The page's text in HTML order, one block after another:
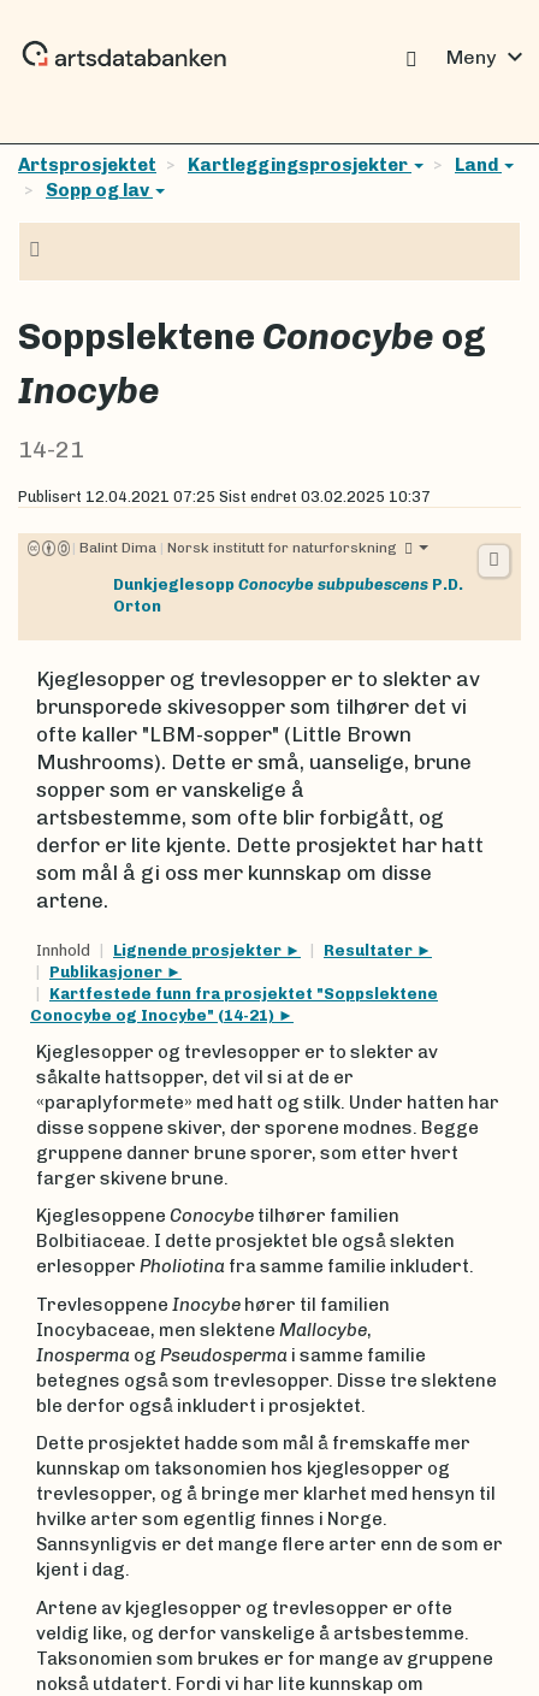
Meny expand_more
Artsprosjektet Kartleggingsprosjekter
Land
Sopp og lav
Soppslektene Conocybe og
Inocybe
14-21
Publisert 12.04.2021 07:25 Sist endret 03.02.2025 10:37
| Balint Dima | Norsk institutt for naturforskning
Dunkjeglesopp Conocybe subpubescens P.D.
Orton
Kjeglesopper og trevlesopper er to slekter av
brunsporede skivesopper som tilhører det vi
ofte kaller "LBM-sopper" (Little Brown
Mushrooms). Dette er små, uanselige, brune
sopper som er vanskelige å
artsbestemme, som ofte blir forbigått, og
derfor er lite kjente. Dette prosjektet har hatt
som mål å gi oss mer kunnskap om disse
artene.
Innhold Lignende prosjekter
Resultater
Publikasjoner
Kartfestede funn fra prosjektet "Soppslektene
Conocybe og Inocybe" (14-21)
Kjeglesopper og trevlesopper er to slekter av
såkalte hattsopper, det vil si at de er
«paraplyformete» med hatt og stilk. Under hatten har
disse soppene skiver, der sporene modnes. Begge
gruppene danner brune sporer, som etter hvert
farger skivene brune.
Kjeglesoppene Conocybe tilhører familien
Bolbitiaceae. I dette prosjektet ble også slekten
erlesopper Pholiotina fra samme familie inkludert.
Trevlesoppene Inocybe hører til familien
Inocybaceae, men slektene Mallocybe,
Inosperma og Pseudosperma i samme familie
betegnes også som trevlesopper. Disse tre slektene
ble derfor også inkludert i prosjektet.
Dette prosjektet hadde som mål å fremskaffe mer
kunnskap om taksonomien hos kjeglesopper og
trevlesopper, og å bringe mer klarhet med hensyn til
hvilke arter som egentlig finnes i Norge.
Sannsynligvis er det mange flere arter enn de som er
kjent i dag.
Artene av kjeglesopper og trevlesopper er ofte
veldig like, og derfor vanskelige å artsbestemme.
Taksonomien som brukes er for mange av gruppene
nokså utdatert. Fordi vi har lite kunnskap om